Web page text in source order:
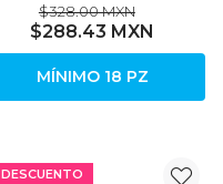
$328.00 MXN
$288.43 MXN
MÍNIMO 18 PZ
DESCUENTO